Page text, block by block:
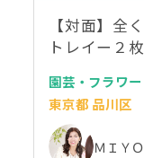
【対面】全
トレイー２
園芸・フラワー
東京都 品川区
ＭＩＹ